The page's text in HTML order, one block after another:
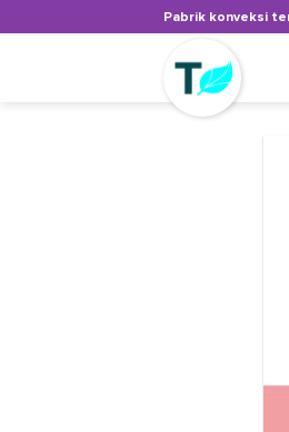
to
Pabrik konveksi